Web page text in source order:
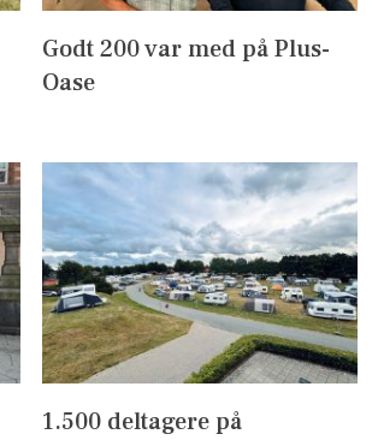
Godt 200 var med på Plus-
Oase
1.500 deltagere på